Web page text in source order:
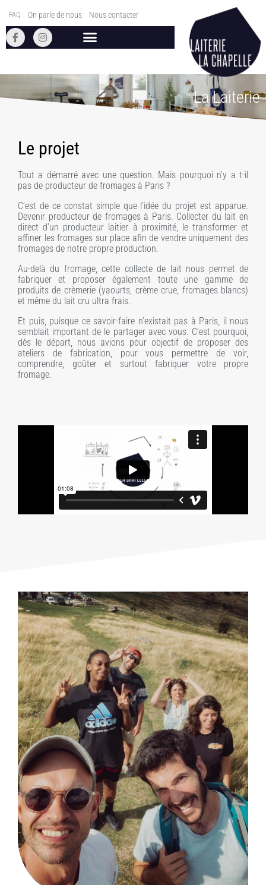
contenu
FAQ On parle de nous Nous contacter
F
a
c
o
-
I
n
s
g
a
m La Laiterie
Le projet
Tout a démarré avec une question. Mais pourquoi n’y a t-il
pas de producteur de fromages à Paris ?
C’est de ce constat simple que l’idée du projet est apparue.
Devenir producteur de fromages à Paris. Collecter du lait en
direct d’un producteur laitier à proximité, le transformer et
affiner les fromages sur place afin de vendre uniquement des
fromages de notre propre production.
Au-delà du fromage, cette collecte de lait nous permet de
fabriquer et proposer également toute une gamme de
produits de crèmerie (yaourts, crème crue, fromages blancs)
et même du lait cru ultra frais.
Et puis, puisque ce savoir-faire n’existait pas à Paris, il nous
semblait important de le partager avec vous. C’est pourquoi,
dès le départ, nous avions pour objectif de proposer des
ateliers de fabrication, pour vous permettre de voir,
comprendre, goûter et surtout fabriquer votre propre
fromage.